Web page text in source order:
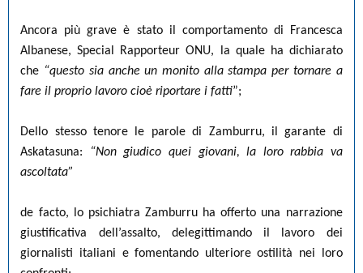
Ancora più grave è stato il comportamento di Francesca
Albanese, Special Rapporteur ONU, la quale ha dichiarato
che “questo sia anche un monito alla stampa per tornare a
fare il proprio lavoro cioè riportare i fatti”;
Dello stesso tenore le parole di Zamburru, il garante di
Askatasuna:
“Non giudico quei giovani, la loro rabbia va
ascoltata”
de facto, lo psichiatra Zamburru ha offerto una narrazione
giustificativa dell’assalto, delegittimando il lavoro dei
giornalisti italiani e fomentando ulteriore ostilità nei loro